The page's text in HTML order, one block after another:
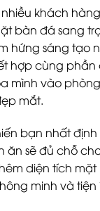
khách
bàn đá sang
hứng sáng tạo
hợp cùng phần
mình vào
mắt.
bạn nhất
sẽ đủ chỗ
diện tích
minh và